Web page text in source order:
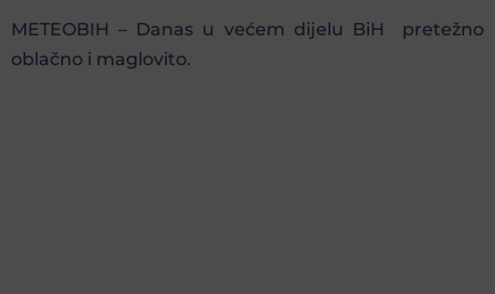
METEOBIH – Danas u većem dijelu BiH pretežno
oblačno i maglovito.